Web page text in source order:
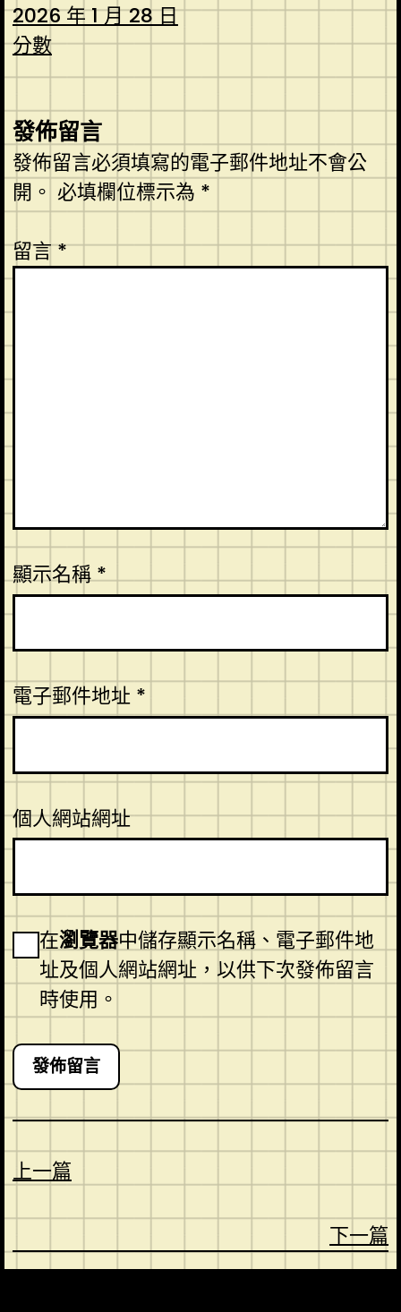
2026 年 1 月 28 日
分數
發佈留言
發佈留言必須填寫的電子郵件地址不會公
開。 必填欄位標示為 *
留言*
顯示名稱*
電子郵件地址 *
個人網站網址
在瀏覽器中儲存顯示名稱、電子郵件地
址及個人網站網址，以供下次發佈留言
時使用。
上一篇
下一篇